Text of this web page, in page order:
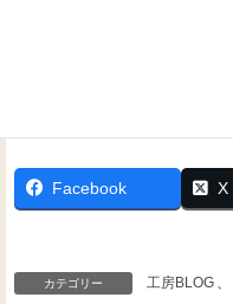
Facebook X
カテゴリー 工房BLOG 、